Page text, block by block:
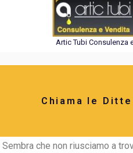
Artic Tubi Consulenza
Chiama le
Sembra che non riusciamo a